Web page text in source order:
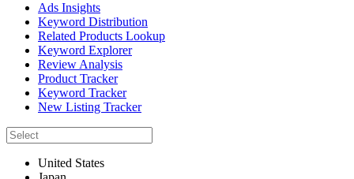
Ads Insights
Keyword Distribution
Related Products Lookup
Keyword Explorer
Review Analysis
Product Tracker
Keyword Tracker
New Listing Tracker
United States